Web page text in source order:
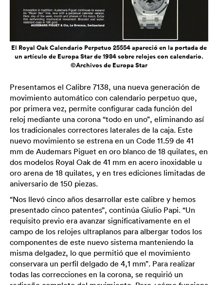
El Royal Oak Calendario Perpetuo 25554 apareció en la portada de
un artículo de Europa Star de 1984 sobre relojes con calendario.
©Archivos de Europa Star
Presentamos el Calibre 7138, una nueva generación de
movimiento automático con calendario perpetuo que,
por primera vez, permite configurar cada función del
reloj mediante una corona “todo en uno”, eliminando así
los tradicionales correctores laterales de la caja. Este
nuevo movimiento se estrena en un Code 11.59 de 41
mm de Audemars Piguet en oro blanco de 18 quilates, en
dos modelos Royal Oak de 41 mm en acero inoxidable u
oro arena de 18 quilates, y en tres ediciones limitadas de
aniversario de 150 piezas.
“Nos llevó cinco años desarrollar este calibre y hemos
presentado cinco patentes”, continúa Giulio Papi. “Un
requisito previo era avanzar significativamente en el
campo de los relojes ultraplanos para albergar todos los
componentes de este nuevo sistema manteniendo la
misma delgadez, lo que permitió que el movimiento
conservara un perfil delgado de 4,1 mm”. Para realizar
todas las correcciones en la corona, se requirió un